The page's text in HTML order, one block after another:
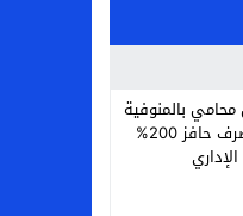
بالمنوفية
يحصل على حكم صرف حافز 200%